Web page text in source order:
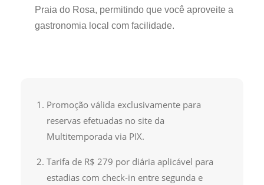
Praia do Rosa, permitindo que você aproveite a
gastronomia local com facilidade.
Promoção válida exclusivamente para
reservas efetuadas no site da
Multitemporada via PIX.
Tarifa de R$ 279 por diária aplicável para
estadias com check-in entre segunda e